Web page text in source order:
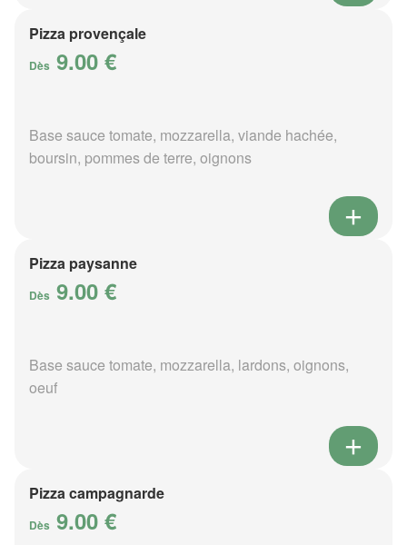
Pizza provençale
Dès 9.00 €
Base sauce tomate, mozzarella, viande hachée,
boursin, pommes de terre, oignons
Pizza paysanne
Dès 9.00 €
Base sauce tomate, mozzarella, lardons, oignons,
oeuf
Pizza campagnarde
Dès 9.00 €